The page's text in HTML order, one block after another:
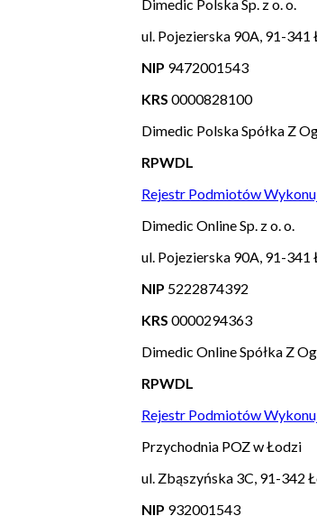
Dimedic Polska Sp. z o. o.
ul. Pojezierska 90A, 91-341
NIP 9472001543
KRS 0000828100
Dimedic Polska Spółka Z
RPWDL
Rejestr Podmiotów
Dimedic Online Sp. z o. o.
ul. Pojezierska 90A, 91-341
NIP 5222874392
KRS 0000294363
Dimedic Online Spółka Z
RPWDL
Rejestr Podmiotów
Przychodnia POZ w Łodzi
ul. Zbąszyńska 3C, 91-342
NIP 932001543